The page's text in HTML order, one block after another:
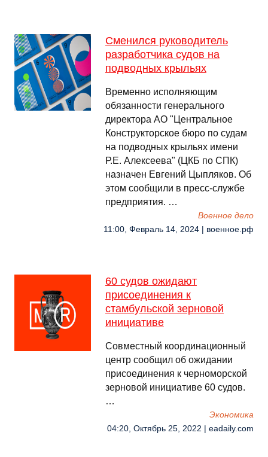
Сменился руководитель
разработчика судов на
подводных крыльях
Временно исполняющим
обязанности генерального
директора АО "Центральное
Конструкторское бюро по судам
на подводных крыльях имени
Р.Е. Алексеева" (ЦКБ по СПК)
назначен Евгений Цыпляков. Об
этом сообщили в пресс-службе
предприятия. …
Военное дело
11:00, Февраль 14, 2024 | военное.рф
60 судов ожидают
присоединения к
стамбульской зерновой
инициативе
Совместный координационный
центр сообщил об ожидании
присоединения к черноморской
зерновой инициативе 60 судов.
…
Экономика
04:20, Октябрь 25, 2022 | eadaily.com